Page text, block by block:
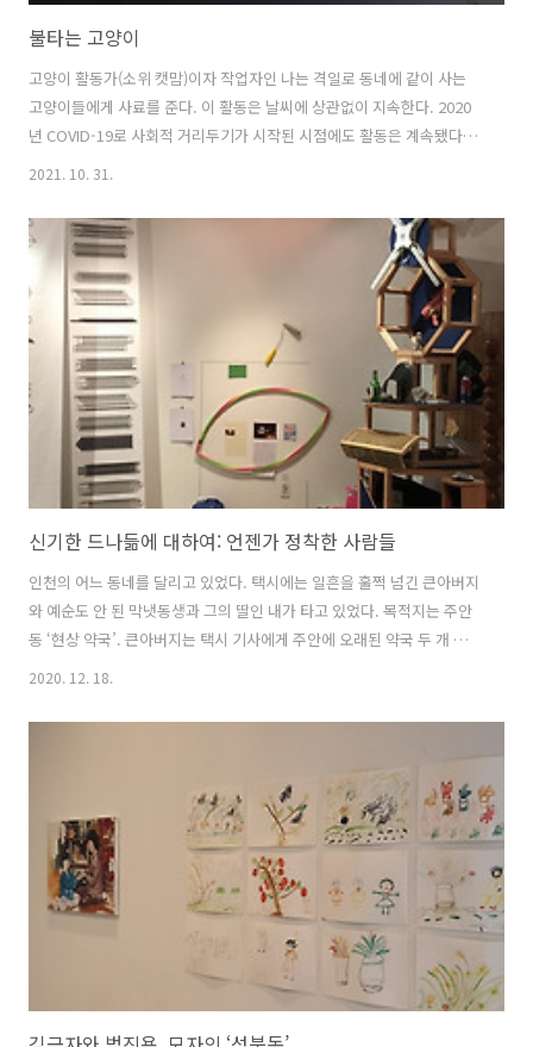
불타는 고양이
고양이 활동가(소위 캣맘)이자 작업자인 나는 격일로 동네에 같이 사는
고양이들에게 사료를 준다. 이 활동은 날씨에 상관없이 지속한다. 2020
년 COVID-19로 사회적 거리두기가 시작된 시점에도 활동은 계속됐다.
오히려 길에 사람이 드물어서 활동은 훨씬 여유로워졌다. 알은체하는 사
이 시점에 ‘공간 듬’에서는 이해미 개인전이 열렸다. “코로나 시국이 직
면한 후 사람들이 모이던 거리가 한적해지자 도심 속 길거리 동물들에게
일시적인 평화가 찾아왔다.” , 작가 노트 중 내가 체감하는 상황을 정확하
게 적어놓은 첫머리 글귀는 이 전시를 봐야 할 이유였다. 나만 그렇게 느
끼는 게 아니었구나. 전시장은 인천 미추홀구 시장 초입에 있었다. 마침 ..
2021. 10. 31.
신기한 드나듦에 대하여: 언젠가 정착한 사람들
인천의 어느 동네를 달리고 있었다. 택시에는 일흔을 훌쩍 넘긴 큰아버지
와 예순도 안 된 막냇동생과 그의 딸인 내가 타고 있었다. 목적지는 주안
동 ‘현상 약국’. 큰아버지는 택시 기사에게 주안에 오래된 약국 두 개 중
하나가 문을 닫는다고 말을 걸면서 재개발 얘기를 꺼냈다. 큰아버지 고향
천에서 노년을 보내고 계신다. 그런 큰아버지가 타고난 인천사람마냥 주
민인 동네에서 개발이라는 변화를 걱정하며 택시 기사와의 몇 마디 대화
로 애써 근심을 가라앉히려고 하는 마음은 큰아버지 개인 인생사를 생각
하면 낯설었지만, 자주 이사를 다니는 도시 거주자로서는 익숙하기도 했
다. 그 정감..
2020. 12. 18.